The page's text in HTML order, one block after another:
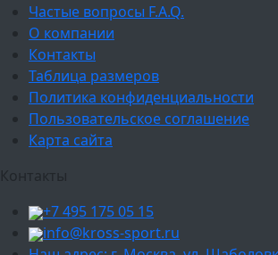
Частые вопросы F.A.Q.
О компании
Контакты
Таблица размеров
Политика конфиденциальности
Пользовательское соглашение
Карта сайта
Контакты
+7 495 175 05 15
info@kross-sport.ru